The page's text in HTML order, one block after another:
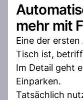
mehr mit
Eine der
Tisch ist,
Im Detail geht
Einparken.
Tatsächlich